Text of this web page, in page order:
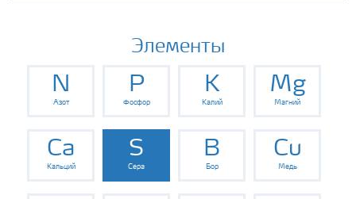
Инструменты и сервисы
Хранение удобрений и их безопасность
Элементы
N
Азот
P
Фосфор
K
Калий
Mg
Магний
Ca
Кальций
S
Сера
B
Бор
Cu
Медь